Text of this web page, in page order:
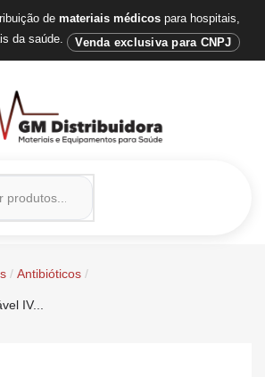
de materiais médicospara hospitais,
da saúde.
Venda exclusiva para CNPJ
/ Antibióticos /
IV...